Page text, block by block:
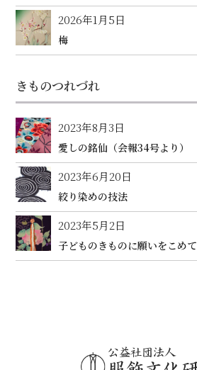
2026年1月5日
梅
きものつれづれ
2023年8月3日
愛しの銘仙（会報34号より）
2023年6月20日
絞り染めの技法
2023年5月2日
子どものきものに願いをこめて